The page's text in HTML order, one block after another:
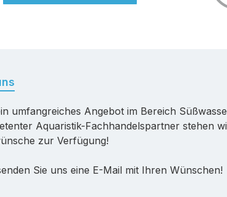
umfangreiches Angebot im Bereich
Aquaristik-Fachhandelspartner stehen
zur Verfügung!
Sie uns eine E-Mail mit Ihren Wünschen!